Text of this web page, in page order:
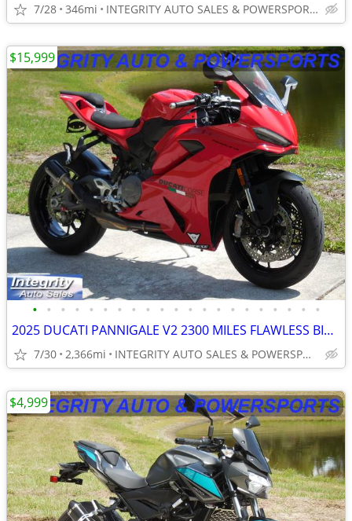
7/28 346mi INTEGRITY AUTO SALES & POWERSPORTS
• • • • • • • • • • • • • • • • • • • • •
2025 DUCATI PANNIGALE V2 2300 MILES FLAWLESS BIKE NO BS DEALER FEES
7/30 2,366mi INTEGRITY AUTO SALES & POWERSPORTS
$15,999
$4,999